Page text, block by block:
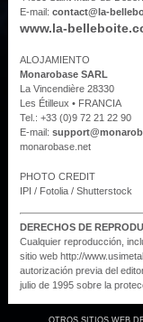
E-mail: contact@la-
www.la-
ALOJAMIENTO
Monarobase SARL
La Vincendière 28330
Les Étilleux • FRANCIA
Tel.: +33 (0)9 72 21 22 90
E-mail:
monarobase.net
PHOTO CREDIT
IPI / Fotolia / Shutterstock
DERECHOS DE
Cualquier reproducción,
sitio web http://
autorización previa del
julio de 1995 sobre la
OTROS SITIOS WEB